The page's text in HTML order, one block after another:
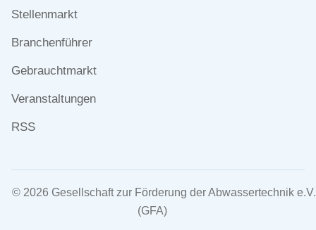
Stellenmarkt
Branchenführer
Gebrauchtmarkt
Veranstaltungen
RSS
© 2026 Gesellschaft zur Förderung der Abwassertechnik e.V.
(GFA)